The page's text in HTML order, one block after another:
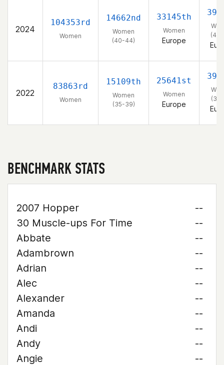
2024
104353rd
Women
14662nd
Women
(40-44)
33145th
Women
Europe
2022
83863rd
Women
15109th
Women
(35-39)
25641st
Women
Europe
BENCHMARK STATS
2007 Hopper
--
30 Muscle-ups For Time
--
Abbate
--
Adambrown
--
Adrian
--
Alec
--
Alexander
--
Amanda
--
Andi
--
Andy
--
Angie
--